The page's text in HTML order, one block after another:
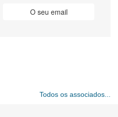
Todos os associados...